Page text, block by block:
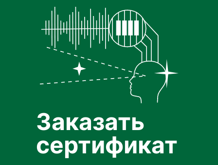
Заказать
сертификат